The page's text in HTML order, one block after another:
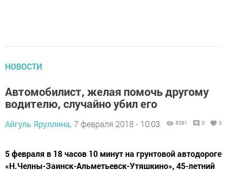
НОВОСТИ
Автомобилист, желая помочь другому
водителю, случайно убил его
Айгуль Яруллина, 7 февраля 2018 - 10:03 5081 0 0
5 февраля в 18 часов 10 минут на грунтовой автодороге
«Н.Челны-Заинск-Альметьевск-Утяшкино», 45-летний